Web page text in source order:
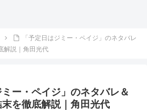
「予定日はジミー・ペイジ」のネタバレ
解説｜角田光代
ミー・ペイジ」のネタバレ＆
を徹底解説｜角田光代